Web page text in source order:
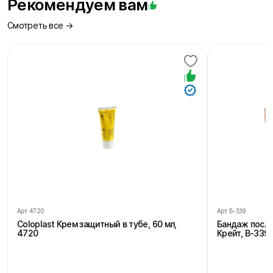
Рекомендуем вам
Смотреть все →
Арт. 4720
Coloplast Крем защитный в тубе, 60 мл,
4720
Арт. Б-339
Бандаж
Крейт, В-